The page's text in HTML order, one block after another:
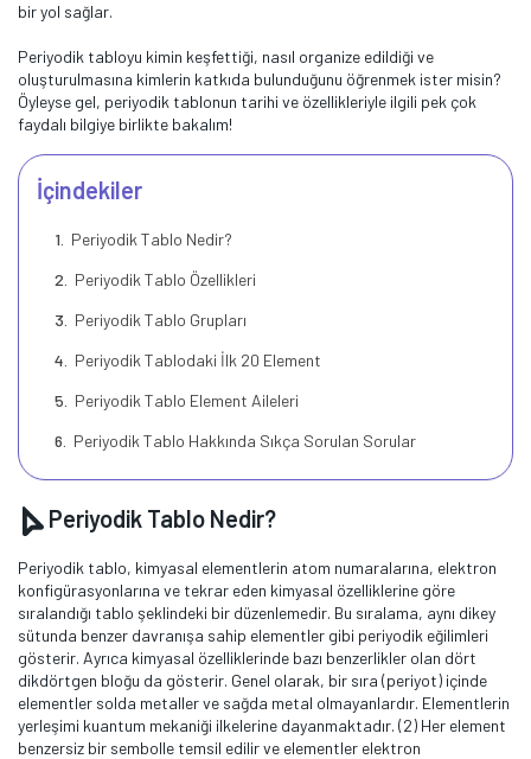
bir yol sağlar.
Periyodik tabloyu kimin keşfettiği, nasıl organize edildiği ve
oluşturulmasına kimlerin katkıda bulunduğunu öğrenmek ister misin?
Öyleyse gel, periyodik tablonun tarihi ve özellikleriyle ilgili pek çok
faydalı bilgiye birlikte bakalım!
İçindekiler
Periyodik Tablo Nedir?
Periyodik Tablo Özellikleri
Periyodik Tablo Grupları
Periyodik Tablodaki İlk 20 Element
Periyodik Tablo Element Aileleri
Periyodik Tablo Hakkında Sıkça Sorulan Sorular
Periyodik Tablo Nedir?
Periyodik tablo, kimyasal elementlerin atom numaralarına, elektron
konfigürasyonlarına ve tekrar eden kimyasal özelliklerine göre
sıralandığı tablo şeklindeki bir düzenlemedir. Bu sıralama, aynı dikey
sütunda benzer davranışa sahip elementler gibi periyodik eğilimleri
gösterir. Ayrıca kimyasal özelliklerinde bazı benzerlikler olan dört
dikdörtgen bloğu da gösterir. Genel olarak, bir sıra (periyot) içinde
elementler solda metaller ve sağda metal olmayanlardır. Elementlerin
yerleşimi kuantum mekaniği ilkelerine dayanmaktadır. (2) Her element
benzersiz bir sembolle temsil edilir ve elementler elektron